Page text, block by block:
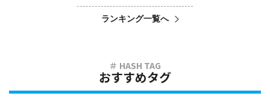
ランキング一覧へ
おすすめタグ